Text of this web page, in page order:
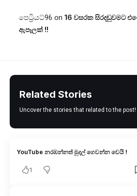
පෙට්‍රියට්96 on 16 වසරක සිරදඬුවමට
ඇපෑලක් !!
Related Stories
Uncover the stories that related to the post!
YouTube නරඹන්නත් මුදල් ගෙවන්න වෙයි !
1